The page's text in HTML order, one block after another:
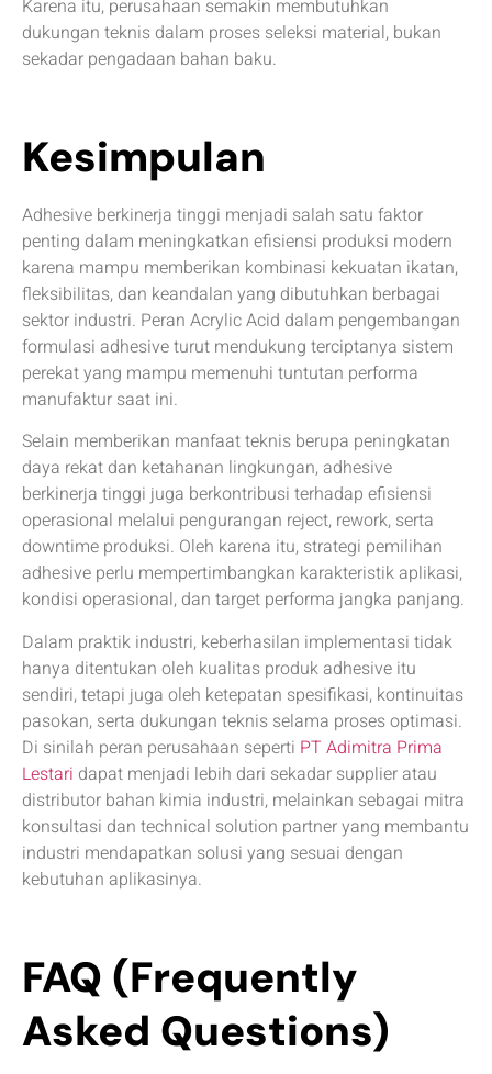
Karena itu, perusahaan semakin membutuhkan
dukungan teknis dalam proses seleksi material, bukan
sekadar pengadaan bahan baku.
Kesimpulan
Adhesive berkinerja tinggi menjadi salah satu faktor
penting dalam meningkatkan efisiensi produksi modern
karena mampu memberikan kombinasi kekuatan ikatan,
fleksibilitas, dan keandalan yang dibutuhkan berbagai
sektor industri. Peran Acrylic Acid dalam pengembangan
formulasi adhesive turut mendukung terciptanya sistem
perekat yang mampu memenuhi tuntutan performa
manufaktur saat ini.
Selain memberikan manfaat teknis berupa peningkatan
daya rekat dan ketahanan lingkungan, adhesive
berkinerja tinggi juga berkontribusi terhadap efisiensi
operasional melalui pengurangan reject, rework, serta
downtime produksi. Oleh karena itu, strategi pemilihan
adhesive perlu mempertimbangkan karakteristik aplikasi,
kondisi operasional, dan target performa jangka panjang.
Dalam praktik industri, keberhasilan implementasi tidak
hanya ditentukan oleh kualitas produk adhesive itu
sendiri, tetapi juga oleh ketepatan spesifikasi, kontinuitas
pasokan, serta dukungan teknis selama proses optimasi.
Di sinilah peran perusahaan seperti PT Adimitra Prima
Lestari dapat menjadi lebih dari sekadar supplier atau
distributor bahan kimia industri, melainkan sebagai mitra
konsultasi dan technical solution partner yang membantu
industri mendapatkan solusi yang sesuai dengan
kebutuhan aplikasinya.
FAQ (Frequently
Asked Questions)